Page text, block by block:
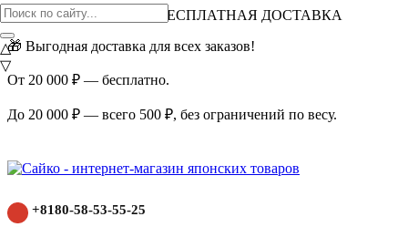
ВНИМАНИЕ АКЦИЯ!
БЕСПЛАТНАЯ ДОСТАВКА
🎁 Выгодная доставка для всех заказов!
От 20 000 ₽ — бесплатно.
До 20 000 ₽ — всего 500 ₽, без ограничений по весу.
+8180-58-53-55-25
△
▽